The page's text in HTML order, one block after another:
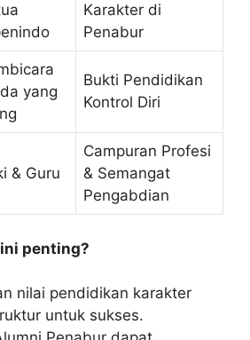
Karakter di
Penabur
yang
Bukti Pendidikan
Kontrol Diri
& Guru
Campuran Profesi
& Semangat
Pengabdian
penting?
nilai pendidikan karakter
untuk sukses.